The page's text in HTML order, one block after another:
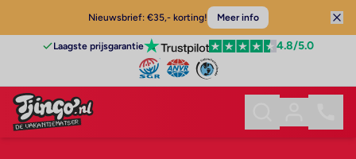
Nieuwsbrief: €35,- korting! Meer info
Laagste prijsgarantie 4.8/5.0